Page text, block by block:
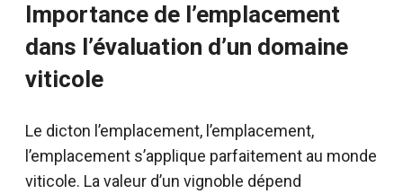
Importance de l’emplacement
dans l’évaluation d’un domaine
viticole
Le dicton l’emplacement, l’emplacement,
l’emplacement s’applique parfaitement au monde
viticole. La valeur d’un vignoble dépend